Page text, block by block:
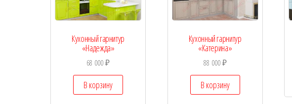
Кухонный гарнитур
«Надежда»
68 000₽
В корзину
Кухонный гарнитур
«Катерина»
88 000₽
В корзину